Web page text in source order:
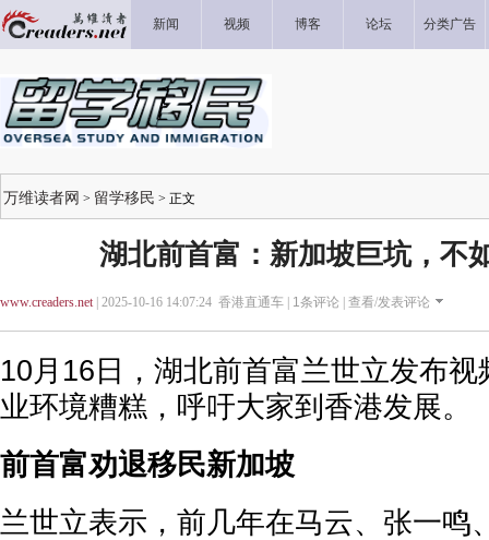
新闻 视频 博客 论坛 分类广告
万维读者网 > 留学移民 > 正文
湖北前首富：新加坡巨坑，不
www.creaders.net| 2025-10-16 14:07:24 香港直通车 | 1条评论 | 查看/发表评论
10月16日，湖北前首富兰世立发布
业环境糟糕，呼吁大家到香港发展。
前首富劝退移民新加坡
兰世立表示，前几年在马云、张一鸣